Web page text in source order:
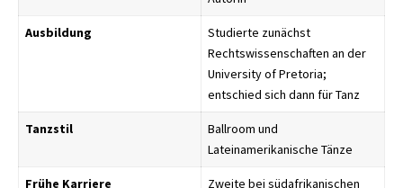
Ausbildung
Studierte zunächst
Rechtswissenschaften an der
University of Pretoria;
entschied sich dann für Tanz
Tanzstil
Ballroom und
Lateinamerikanische Tänze
Frühe Karriere
Zweite bei südafrikanischen